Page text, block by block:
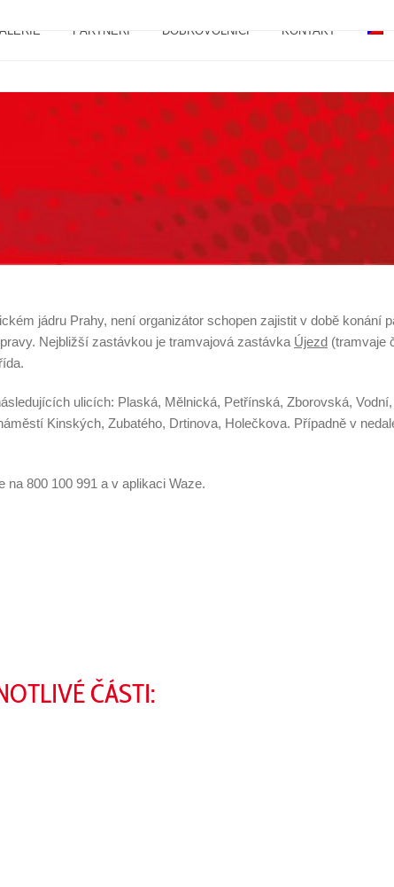
PARTNEŘI DOBROVOLNÍCI KONTAKT
jádru Prahy, není organizátor schopen zajistit v době konání
Nejbližší zastávkou je tramvajová zastávka Újezd (tramvaje
ulicích: Plaská, Mělnická, Petřínská, Zborovská,
Kinských, Zubatého, Drtinova, Holečkova. Případně v
800 100 991 a v aplikaci Waze.
ČÁSTI: